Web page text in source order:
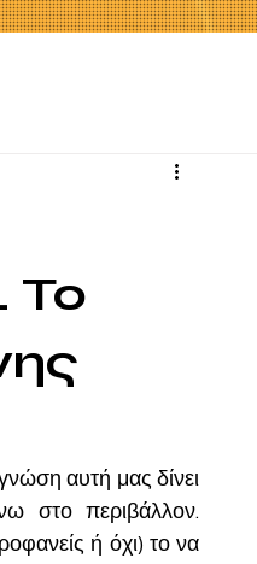
Το
αυτή μας δίνει
στο περιβάλλον.
ή όχι) το να